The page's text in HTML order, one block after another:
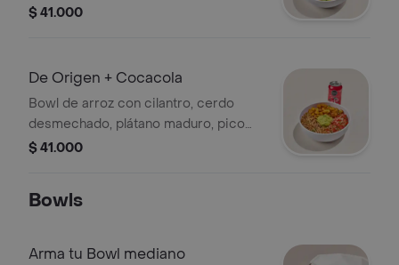
tierno, cebollín, chipotle mayo y
$ 41.000
De Origen + Cocacola
Bowl de arroz con cilantro, cerdo
desmechado, plátano maduro, pico
de gallo, guacamole y cilantro + Coca
$ 41.000
Bowls
Arma tu Bowl mediano